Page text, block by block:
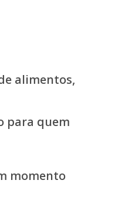
alimentos,
para quem
momento